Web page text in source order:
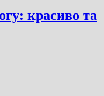
красиво та